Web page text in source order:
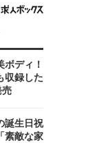
ボディ！
収録した
売
誕生日祝
素敵な家